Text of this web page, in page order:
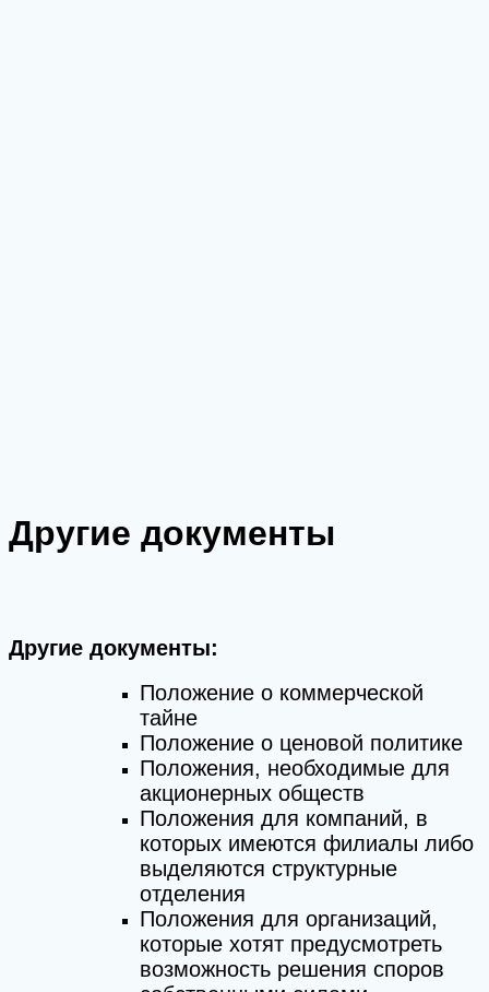
Другие документы
Другие документы:
Положение о коммерческой
тайне
Положение о ценовой политике
Положения, необходимые для
акционерных обществ
Положения для компаний, в
которых имеются филиалы либо
выделяются структурные
отделения
Положения для организаций,
которые хотят предусмотреть
возможность решения споров